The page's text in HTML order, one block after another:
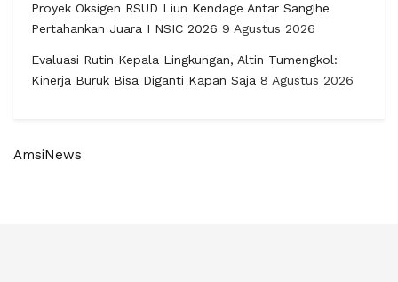
Proyek Oksigen RSUD Liun Kendage Antar Sangihe
Pertahankan Juara I NSIC 2026 9 Agustus 2026
Evaluasi Rutin Kepala Lingkungan, Altin Tumengkol:
Kinerja Buruk Bisa Diganti Kapan Saja 8 Agustus 2026
AmsiNews